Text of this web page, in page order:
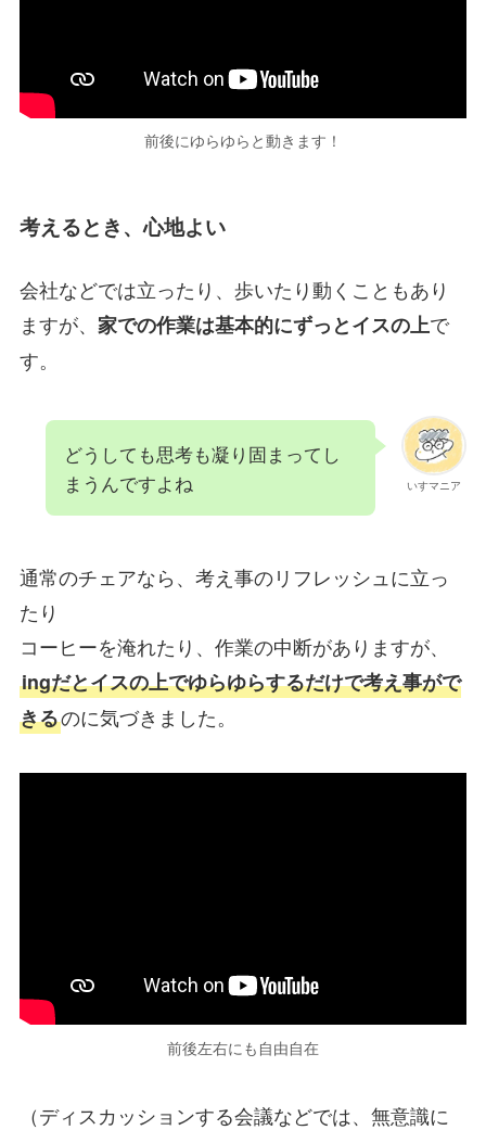
前後にゆらゆらと動きます！
考えるとき、心地よい
会社などでは立ったり、歩いたり動くこともあり
ますが、 家での作業は基本的にずっとイスの上で
す。
いすマニア
どうしても思考も凝り固まってし
まうんですよね
通常のチェアなら、考え事のリフレッシュに立っ
たり
コーヒーを淹れたり、作業の中断がありますが、
ingだとイスの上でゆらゆらするだけで考え事がで
きるのに気づきました。
前後左右にも自由自在
（ディスカッションする会議などでは、無意識に